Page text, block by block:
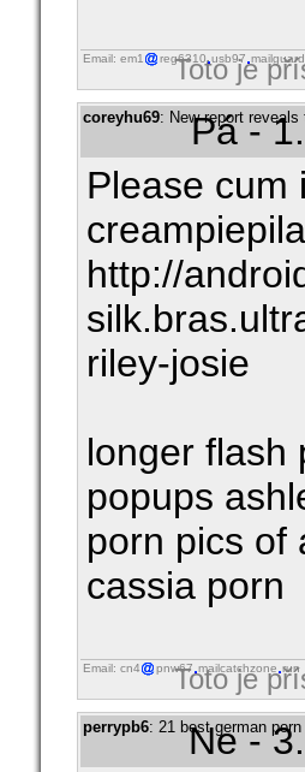
Email: em1 reg6310 usb97
Toto je
coreyhu69: New report
Pá -
Please cum
http://
riley-josie
longer flash
popups
porn pics of
cassia porn
Email: cn4 pnw67 mailcatchzone run
Toto je
perrypb6: 21 best german
Ne -